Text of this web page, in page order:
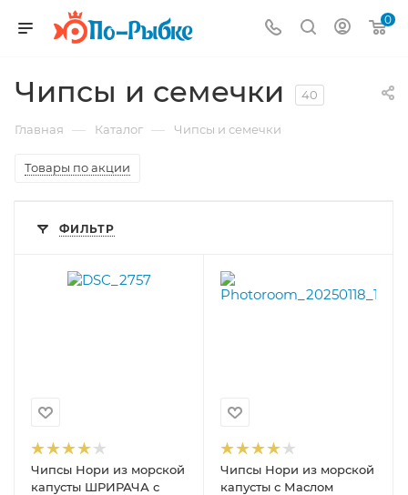
0
Чипсы и семечки 40
Главная — Каталог — Чипсы и семечки
Товары по акции
ФИЛЬТР
Чипсы Нори из морской
капусты ШРИРАЧА с
Чипсы Нори из морской
капусты с Маслом